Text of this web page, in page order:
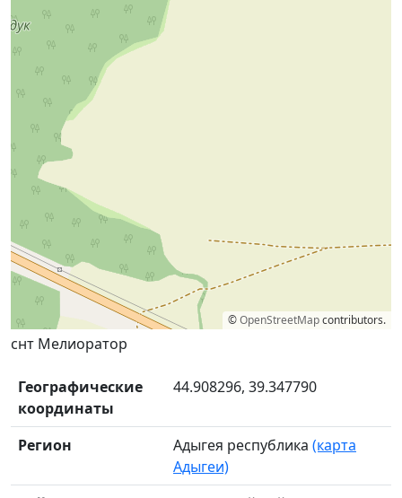
©OpenStreetMapcontributors.
снт Мелиоратор
Географические
координаты
44.908296, 39.347790
Регион Адыгея республика (карта
Адыгеи)